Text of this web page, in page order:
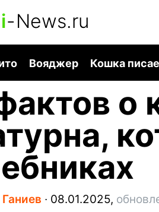
-News.ru
Вояджер Кошка
о
∙ 08.01.2025,